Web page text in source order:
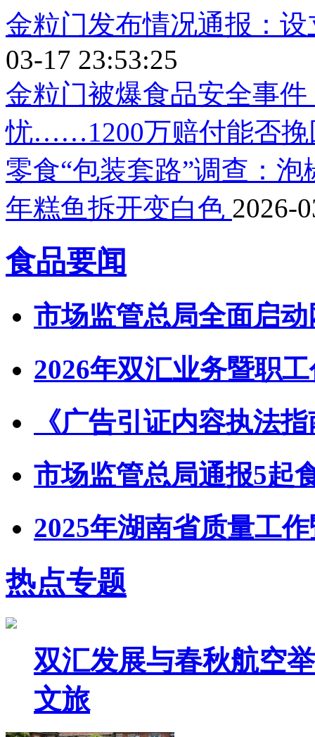
金粒门发布情况通报：
03-17 23:53:25
金粒门被爆食品安全事
忧……1200万赔付能否挽
零食“包装套路”调查：
年糕鱼拆开变白色 2026-
食品要闻
市场监管总局全面启
2026年双汇业务暨职
《广告引证内容执法
市场监管总局通报5起
2025年湖南省质量工
热点专题
双汇发展与春秋航空
文旅